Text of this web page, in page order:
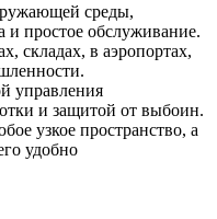
среды,
и простое обслуживание.
складах, в аэропортах,
управления
и защитой от выбоин.
узкое пространство, а
удобно